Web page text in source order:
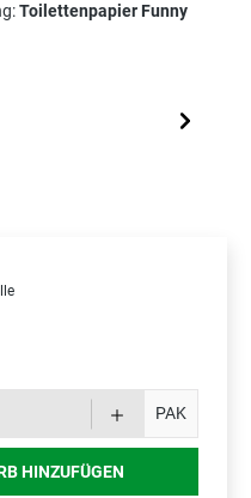
Toilettenpapier Funny
PAK
HINZUFÜGEN